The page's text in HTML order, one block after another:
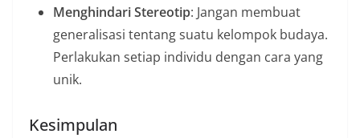
Menghindari Stereotip: Jangan membuat
generalisasi tentang suatu kelompok budaya.
Perlakukan setiap individu dengan cara yang
unik.
Kesimpulan